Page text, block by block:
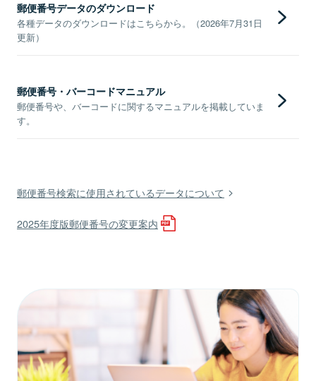
郵便番号データのダウンロード
各種データのダウンロードはこちらから。（2026年7月31日
更新）
郵便番号・バーコードマニュアル
郵便番号や、バーコードに関するマニュアルを掲載していま
す。
郵便番号検索に使用されているデータについて
2025年度版郵便番号の変更案内